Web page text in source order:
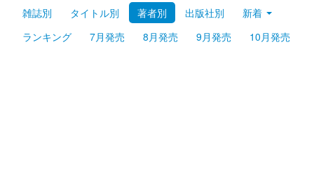
Myシェルフ
プレミアム
雑誌別 タイトル別 著者別 出版社別
新着
ランキング
7月発売 8月発売 9月発売 10月発売